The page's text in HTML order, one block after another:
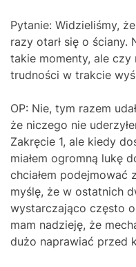
Pytanie: Widzieliśmy,
razy otarł się o ściany.
takie momenty, ale czy
trudności w trakcie
OP: Nie, tym razem
że niczego nie
Zakręcie 1, ale kiedy
miałem ogromną lukę
chciałem podejmować
myślę, że w ostatnich
wystarczająco często
mam nadzieję, że
dużo naprawiać przed